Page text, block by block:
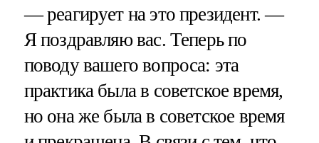
— реагирует на это президент. —
Я поздравляю вас. Теперь по
поводу вашего вопроса: эта
практика была в советское время,
но она же была в советское время